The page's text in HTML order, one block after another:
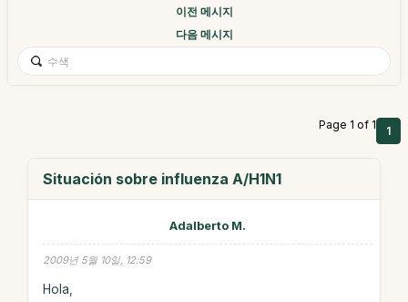
이전 메시지
다음 메시지
Page 1 of 1 1
Situación sobre influenza A/H1N1
Adalberto M.
2009년 5월 10일, 12:59
Hola,